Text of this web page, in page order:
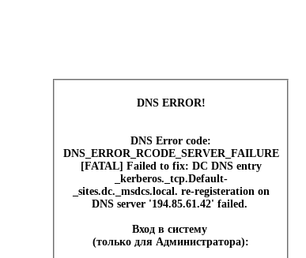
DNS ERROR!
DNS Error code:
DNS_ERROR_RCODE_SERVER_FAILURE
[FATAL] Failed to fix: DC DNS entry
_kerberos._tcp.Default-
_sites.dc._msdcs.local. re-registeration on
DNS server '194.85.61.42' failed.
Вход в систему
(только для Администратора):